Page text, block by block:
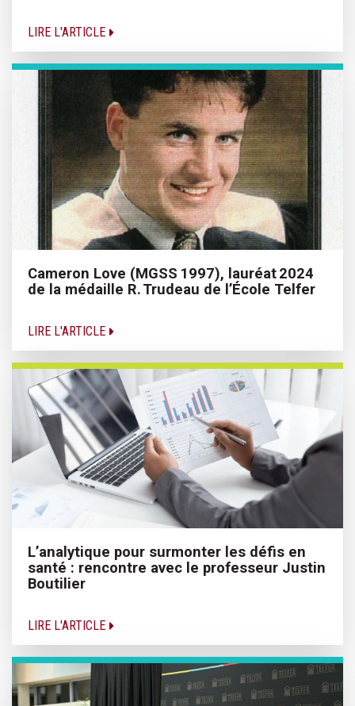
LIRE L'ARTICLE
Cameron Love (MGSS 1997), lauréat 2024
de la médaille R. Trudeau de l’École Telfer
LIRE L'ARTICLE
L’analytique pour surmonter les défis en
santé : rencontre avec le professeur Justin
Boutilier
LIRE L'ARTICLE